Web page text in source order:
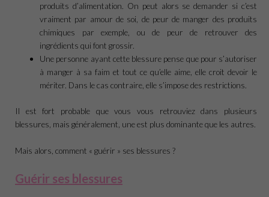
produits d’alimentation. On peut alors se demander si c’est
vraiment par amour de soi, de peur de manger des produits
chimiques par exemple, ou de peur de retrouver des
ingrédients qui font grossir.
Une personne ayant cette blessure pense que pour s’autoriser
à manger à sa faim et tout ce qu’elle aime, elle croit devoir le
mériter. Dans le cas contraire, elle s’impose des restrictions.
Il est fort probable que vous vous retrouviez dans plusieurs
blessures, mais généralement, une est plus dominante que les autres.
Mais alors, comment « guérir » ses blessures ?
Guérir ses blessures